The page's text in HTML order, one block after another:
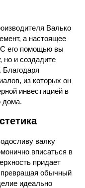
Валько
а настоящее
его помощью вы
но и создадите
Благодаря
из которых он
инвестицией в
дома.
валку
вписаться в
придает
обычный
идеально